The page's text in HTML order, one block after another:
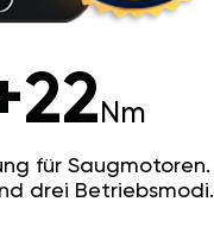
Nm
für Saugmotoren.
drei Betriebsmodi.